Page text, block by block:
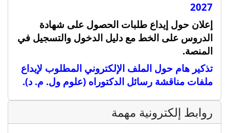
2027
إعلان حول إيداع طلبات الحصول على شهادة
الدروس على الخط مع دليل الدخول والتسجيل في
المنصة.
تذكير هام حول الملف الإلكتروني المطلوب لإيداع
ملفات مناقشة رسائل الدكتوراه (علوم ول. م. د).
روابط إلكترونية مهمة